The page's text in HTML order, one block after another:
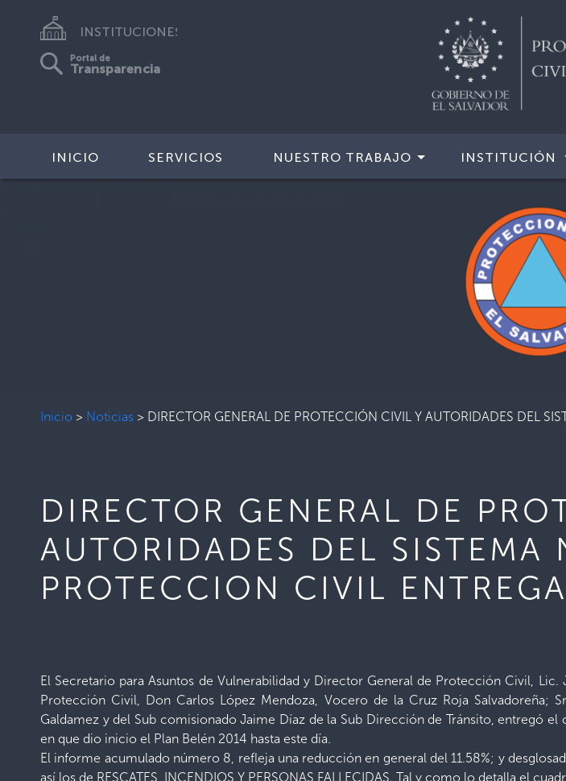
INSTITUCIONES
Portal de
Transparencia
INICIO SERVICIOS NUESTRO TRABAJO INSTITUCIÓN
Inicio > Noticias > DIRECTOR GENERAL DE PROTECCIÓN CIVIL Y AUTORIDADES DEL
DIRECTOR GENERAL DE
AUTORIDADES DEL SISTEMA
PROTECCION CIVIL
El Secretario para Asuntos de Vulnerabilidad y Director General de Protección Civil,
Protección Civil, Don Carlos López Mendoza, Vocero de la Cruz Roja Salvadoreña;
Galdamez y del Sub comisionado Jaime Díaz de la Sub Dirección de Tránsito, entregó
en que dio inicio el Plan Belén 2014 hasta este día.
El informe acumulado número 8, refleja una reducción en general del 11.58%; y
así los de RESCATES, INCENDIOS Y PERSONAS FALLECIDAS. Tal y como lo detalla el